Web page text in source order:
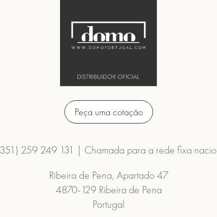
Peça uma cotação
259 249 131 | Chamada para a rede fixa
Ribeira de Pena, Apartado 47
4870-129 Ribeira de Pena
Portugal